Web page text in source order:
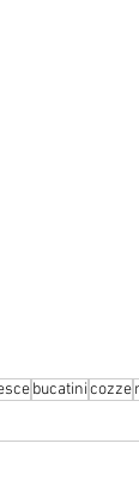
bucatinicozze